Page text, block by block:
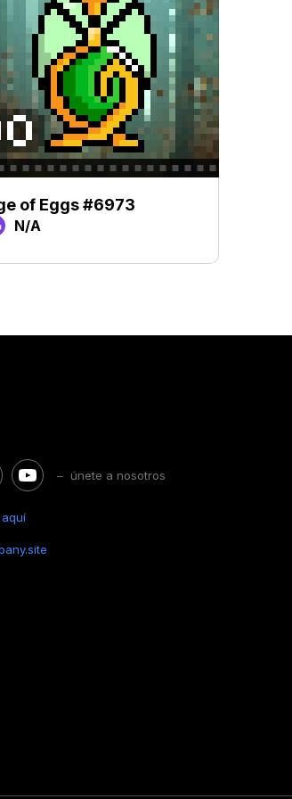
of Eggs #6973
N/A
– únete a nosotros
aquí